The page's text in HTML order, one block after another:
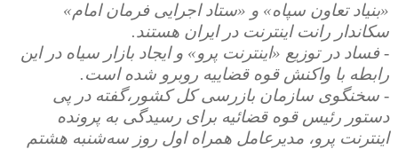
«بنیاد تعاون سپاه» و «ستاد اجرایی فرمان امام»
سکاندار رانت اینترنت در ایران هستند.
- فساد در توزیع «اینترنت پرو» و ایجاد بازار سیاه در این
رابطه با واکنش قوه قضاییه روبرو شده است.
- سخنگوی سازمان بازرسی کل کشور،گفته در پی
دستور رئیس قوه قضائیه برای رسیدگی به پرونده
اینترنت پرو، مدیرعامل همراه اول روز سه‌شنبه هشتم